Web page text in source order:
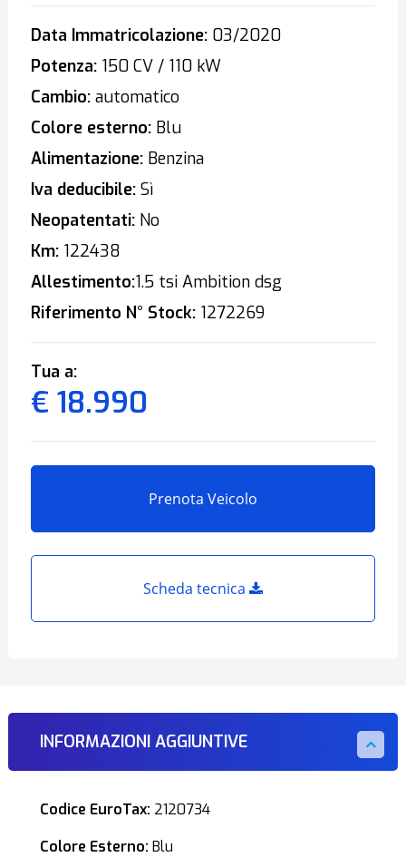
Data Immatricolazione:03/2020
Potenza:150 CV / 110 kW
Cambio:automatico
Colore esterno:Blu
Alimentazione:Benzina
Iva deducibile:Sì
Neopatentati:No
Km:122438
Allestimento:1.5 tsi Ambition dsg
Riferimento N° Stock:1272269
Tua a:
€ 18.990
Prenota Veicolo
Scheda tecnica
INFORMAZIONI AGGIUNTIVE
Codice EuroTax: 2120734
Colore Esterno: Blu